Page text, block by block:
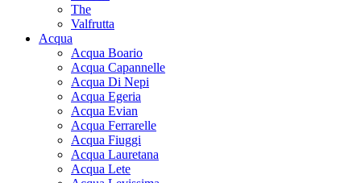
The
Valfrutta
Acqua
Acqua Boario
Acqua Capannelle
Acqua Di Nepi
Acqua Egeria
Acqua Evian
Acqua Ferrarelle
Acqua Fiuggi
Acqua Lauretana
Acqua Lete